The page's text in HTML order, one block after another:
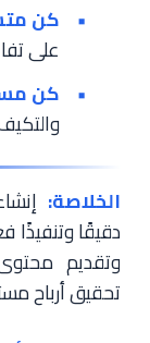
كن
على
كن
الخلاصة:
دقيقًا
وتقديم
تحقيق أرباح